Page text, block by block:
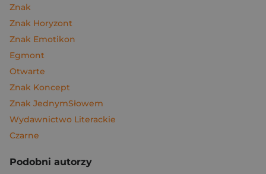
Znak
Znak Horyzont
Znak Emotikon
Egmont
Otwarte
Znak Koncept
Znak JednymSłowem
Wydawnictwo Literackie
Czarne
Podobni autorzy